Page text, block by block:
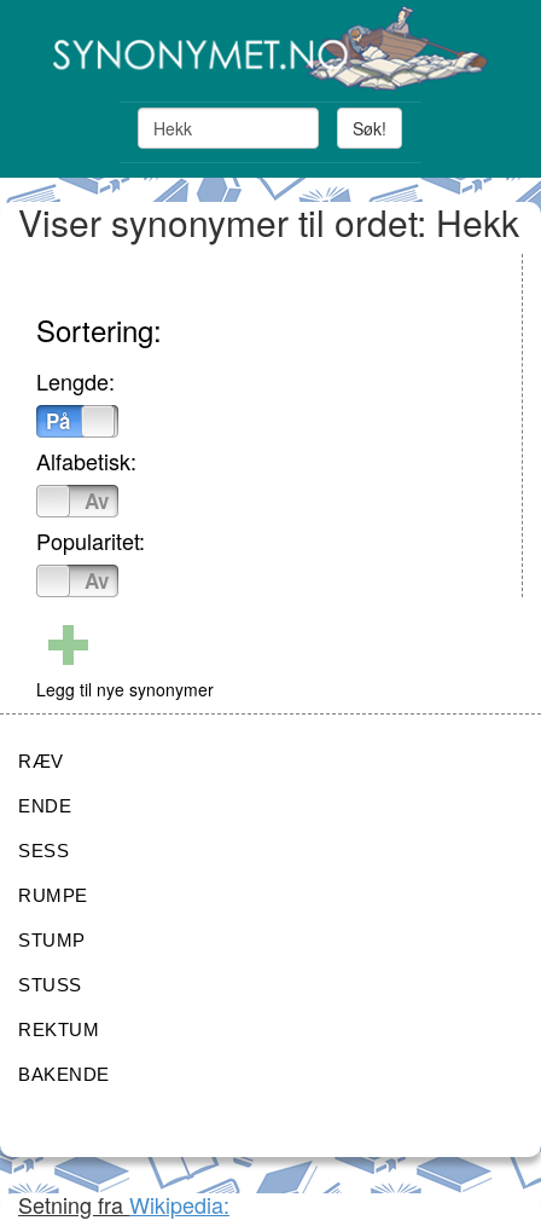
Søk!
Viser synonymer til ordet: Hekk
Sortering:
Lengde:
På
Alfabetisk:
Av
Popularitet:
Av
Legg til nye synonymer
RÆV
ENDE
SESS
RUMPE
STUMP
STUSS
REKTUM
BAKENDE
Setning fraWikipedia: